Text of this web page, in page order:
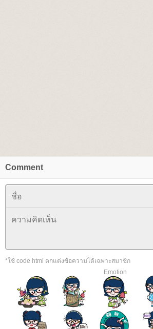
Comment
*ใช้ code html ตกแต่งข้อความได้เฉพาะสมาชิก
Emotion